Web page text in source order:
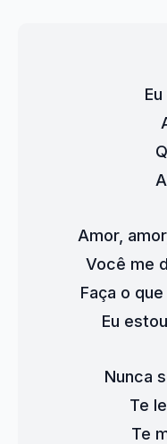
Amor,
Você me
Faça o
Eu
Nunca
Te
Te